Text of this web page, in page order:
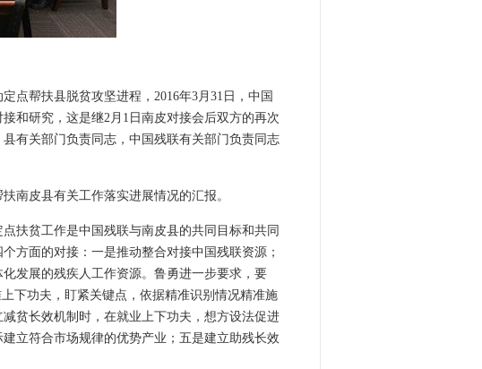
点帮扶县脱贫攻坚进程，2016年3月31日，中国
和研究，这是继2月1日南皮对接会后双方的再次
有关部门负责同志，中国残联有关部门负责同志
南皮县有关工作落实进展情况的汇报。
扶贫工作是中国残联与南皮县的共同目标和共同
方面的对接：一是推动整合对接中国残联资源；
发展的残疾人工作资源。鲁勇进一步要求，要
下功夫，盯紧关键点，依据精准识别情况精准施
贫长效机制时，在就业上下功夫，想方设法促进
立符合市场规律的优势产业；五是建立助残长效